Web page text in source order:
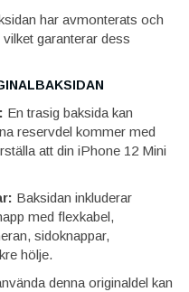
har avmonterats och
garanterar dess
En trasig baksida kan
reservdel kommer med
att din iPhone 12 Mini
Baksidan inkluderar
med flexkabel,
sidoknappar,
hölje.
denna originaldel kan